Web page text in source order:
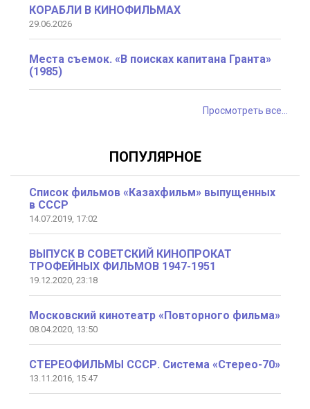
КОРАБЛИ В КИНОФИЛЬМАХ
29.06.2026
Места съемок. «В поисках капитана Гранта»
(1985)
Просмотреть все...
ПОПУЛЯРНОЕ
Список фильмов «Казахфильм» выпущенных
в СССР
14.07.2019, 17:02
ВЫПУСК В СОВЕТСКИЙ КИНОПРОКАТ
ТРОФЕЙНЫХ ФИЛЬМОВ 1947-1951
19.12.2020, 23:18
Московский кинотеатр «Повторного фильма»
08.04.2020, 13:50
СТЕРЕОФИЛЬМЫ СССР. Система «Стерео-70»
13.11.2016, 15:47